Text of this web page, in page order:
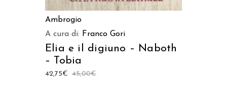
Ambrogio
A cura di: Franco Gori
Elia e il digiuno – Naboth
– Tobia
45,00€
42,75€